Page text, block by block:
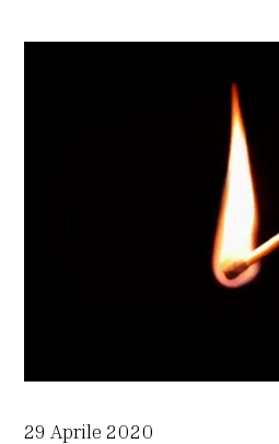
29 Aprile 2020